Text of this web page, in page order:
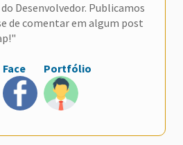
Desenvolvedor. Publicamos
de comentar em algum post
Face Portfólio